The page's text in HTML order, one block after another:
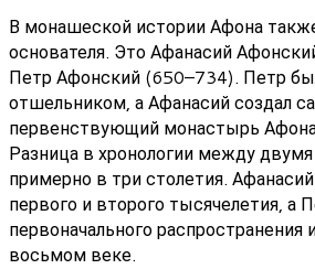
В монашеской истории Афона
основателя. Это Афанасий
Петр Афонский (650–734). Петр
отшельником, а Афанасий создал
первенствующий монастырь
Разница в хронологии между
примерно в три столетия.
первого и второго тысячелетия, а
первоначального
восьмом веке.